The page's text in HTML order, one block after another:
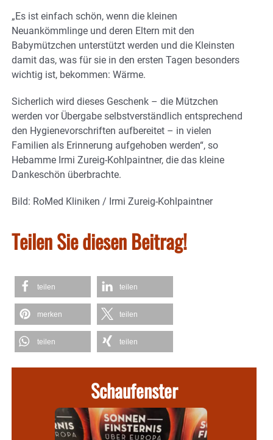
„Es ist einfach schön, wenn die kleinen
Neuankömmlinge und deren Eltern mit den
Babymützchen unterstützt werden und die Kleinsten
damit das, was für sie in den ersten Tagen besonders
wichtig ist, bekommen: Wärme.
Sicherlich wird dieses Geschenk – die Mützchen
werden vor Übergabe selbstverständlich entsprechend
den Hygienevorschriften aufbereitet – in vielen
Familien als Erinnerung aufgehoben werden“, so
Hebamme Irmi Zureig-Kohlpaintner, die das kleine
Dankeschön überbrachte.
Bild: RoMed Kliniken / Irmi Zureig-Kohlpaintner
Teilen Sie diesen Beitrag!
teilen teilen
merken teilen
teilen teilen
Schaufenster